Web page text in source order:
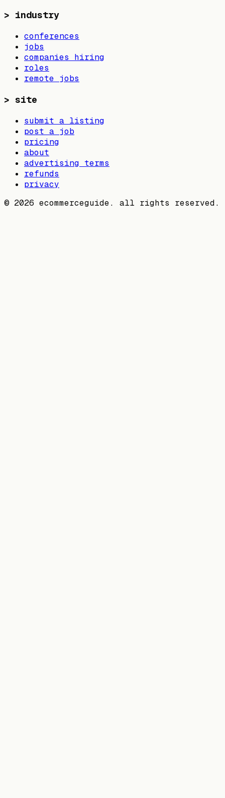
> industry
conferences
jobs
companies hiring
roles
remote jobs
> site
submit a listing
post a job
pricing
about
advertising terms
refunds
privacy
© 2026 ecommerceguide. all rights reserved.